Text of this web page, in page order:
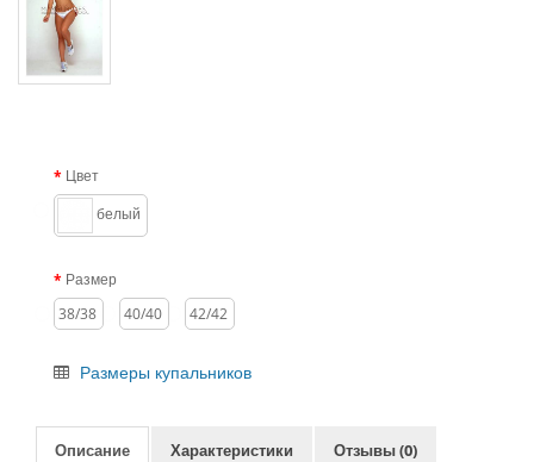
Цвет
белый
Размер
38/38
40/40 42/42
Размеры купальников
Описание Характеристики Отзывы (0)